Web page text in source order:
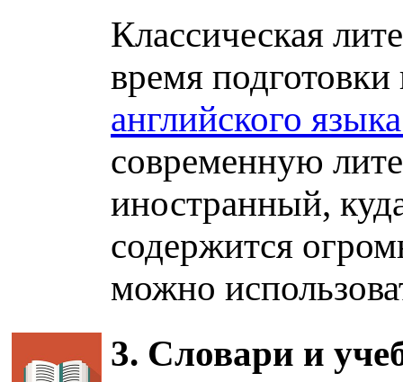
Классическая
время
английского
современную
иностранный,
содержится
можно
3. Словари и